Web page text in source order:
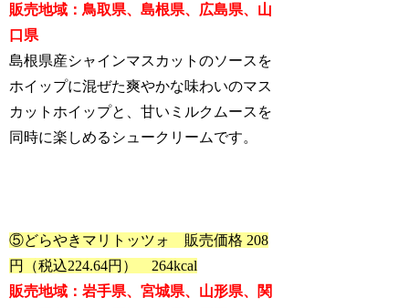
販売地域：鳥取県、島根県、広島県、山
口県
島根県産シャインマスカットのソースを
ホイップに混ぜた爽やかな味わいのマス
カットホイップと、甘いミルクムースを
同時に楽しめるシュークリームです。
⑤どらやきマリトッツォ 販売価格 208
円（税込224.64円） 264kcal
販売地域：岩手県、宮城県、山形県、関